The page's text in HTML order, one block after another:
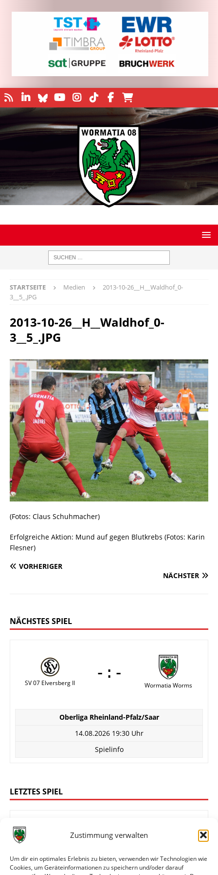
Zustimmung verwalten
Um dir ein optimales Erlebnis zu bieten, verwenden wir Technologien wie
Cookies, um Geräteinformationen zu speichern und/oder darauf
STARTSEITE Medien
2013-10-26__H__Waldhof_0-
3__5_.JPG
2013-10-26__H__Waldhof_0-
3__5_.JPG
(Fotos: Claus Schuhmacher)
Erfolgreiche Aktion: Mund auf gegen Blutkrebs (Fotos: Karin
Flesner)
VORHERIGER
NÄCHSTER
NÄCHSTES SPIEL
SV 07 Elversberg II
-:-
Wormatia Worms
Oberliga Rheinland-Pfalz/Saar
14.08.2026 19:30 Uhr
Spielinfo
LETZTES SPIEL
Wormatia Worms